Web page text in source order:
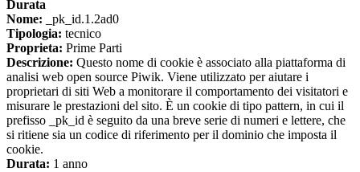
Durata
Nome: _pk_id.1.2ad0
Tipologia: tecnico
Proprieta: Prime Parti
Descrizione: Questo nome di cookie è associato alla piattaforma di
analisi web open source Piwik. Viene utilizzato per aiutare i
proprietari di siti Web a monitorare il comportamento dei visitatori e
misurare le prestazioni del sito. È un cookie di tipo pattern, in cui il
prefisso _pk_id è seguito da una breve serie di numeri e lettere, che
si ritiene sia un codice di riferimento per il dominio che imposta il
cookie.
Durata: 1 anno